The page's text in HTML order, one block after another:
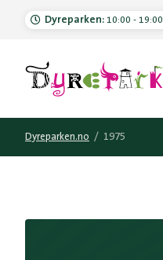
Dyreparken: 10:00 - 19:00
Dyreparken.no / 1975